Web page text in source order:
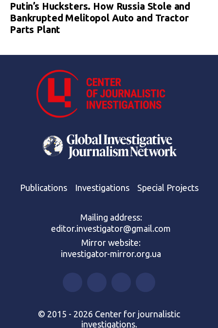
Putin’s Hucksters. How Russia Stole and
Bankrupted Melitopol Auto and Tractor
Parts Plant
Publications Investigations Special Projects
Mailing address:
editor.investigator@gmail.com
Mirror website:
investigator-mirror.org.ua
© 2015 - 2026 Center for journalistic
investigations.